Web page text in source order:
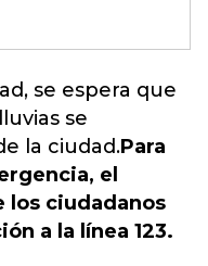
se espera que
se
la ciudad.Para
el
ciudadanos
a la línea 123.